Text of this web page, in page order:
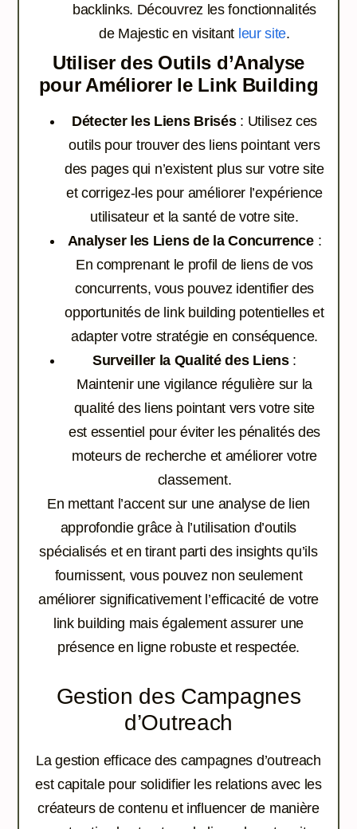
backlinks. Découvrez les fonctionnalités
de Majestic en visitant leur site.
Utiliser des Outils d’Analyse
pour Améliorer le Link Building
Détecter les Liens Brisés: Utilisez ces
outils pour trouver des liens pointant vers
des pages qui n’existent plus sur votre site
et corrigez-les pour améliorer l’expérience
utilisateur et la santé de votre site.
Analyser les Liens de la Concurrence:
En comprenant le profil de liens de vos
concurrents, vous pouvez identifier des
opportunités de link building potentielles et
adapter votre stratégie en conséquence.
Surveiller la Qualité des Liens:
Maintenir une vigilance régulière sur la
qualité des liens pointant vers votre site
est essentiel pour éviter les pénalités des
moteurs de recherche et améliorer votre
classement.
En mettant l’accent sur une analyse de lien
approfondie grâce à l’utilisation d’outils
spécialisés et en tirant parti des insights qu’ils
fournissent, vous pouvez non seulement
améliorer significativement l’efficacité de votre
link building mais également assurer une
présence en ligne robuste et respectée.
Gestion des Campagnes
d’Outreach
La gestion efficace des campagnes d’outreach
est capitale pour solidifier les relations avec les
créateurs de contenu et influencer de manière